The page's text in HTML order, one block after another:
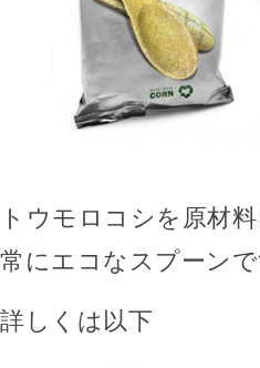
トウモロコシを原材
常にエコなスプーンで
詳しくは以下